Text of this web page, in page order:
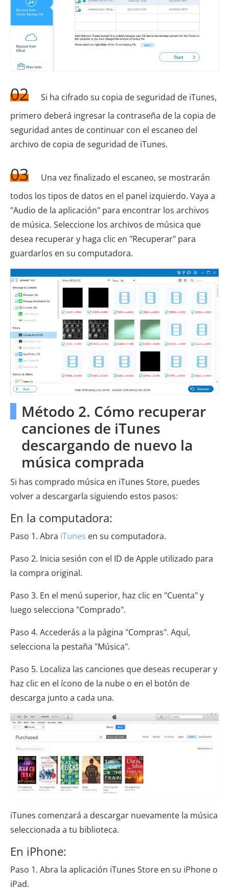
02
Si ha cifrado su copia de seguridad de iTunes,
primero deberá ingresar la contraseña de la copia de
seguridad antes de continuar con el escaneo del
archivo de copia de seguridad de iTunes.
03
Una vez finalizado el escaneo, se mostrarán
todos los tipos de datos en el panel izquierdo. Vaya a
"Audio de la aplicación" para encontrar los archivos
de música. Seleccione los archivos de música que
desea recuperar y haga clic en "Recuperar" para
guardarlos en su computadora.
Método 2. Cómo recuperar
canciones de iTunes
descargando de nuevo la
música comprada
Si has comprado música en iTunes Store, puedes
volver a descargarla siguiendo estos pasos:
En la computadora:
Paso 1. Abra iTunes en su computadora.
Paso 2. Inicia sesión con el ID de Apple utilizado para
la compra original.
Paso 3. En el menú superior, haz clic en "Cuenta" y
luego selecciona "Comprado".
Paso 4. Accederás a la página "Compras". Aquí,
selecciona la pestaña "Música".
Paso 5. Localiza las canciones que deseas recuperar y
haz clic en el ícono de la nube o en el botón de
descarga junto a cada una.
iTunes comenzará a descargar nuevamente la música
seleccionada a tu biblioteca.
En iPhone:
Paso 1. Abra la aplicación iTunes Store en su iPhone o
iPad.